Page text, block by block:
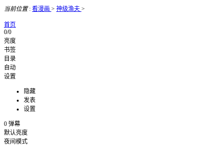
当前位置: 看漫画 > 神级渔夫 >
首页
0/0
亮度
书签
目录
自动
设置
隐藏
发表
设置
0 弹幕
默认亮度
夜间模式